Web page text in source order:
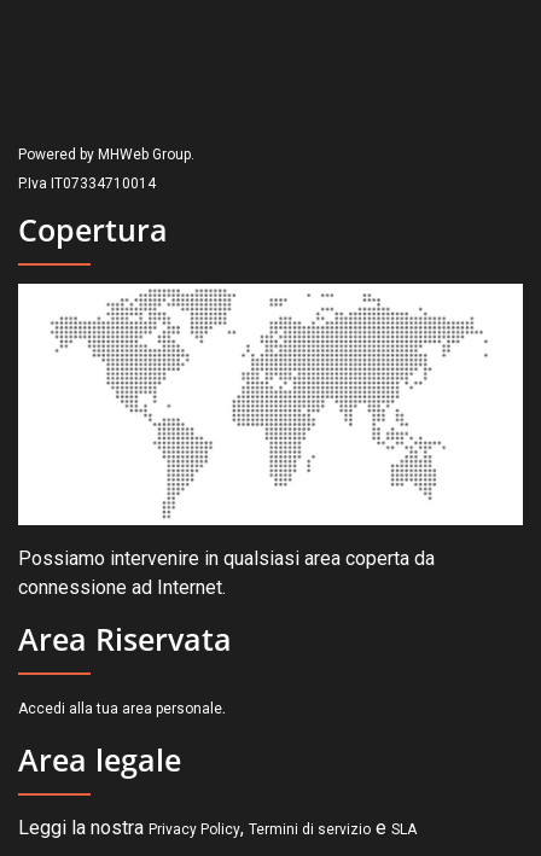
Powered by MHWeb Group.
P.Iva IT07334710014
Copertura
Possiamo intervenire in qualsiasi area coperta da
connessione ad Internet.
Area Riservata
Accedi alla tua area personale.
Area legale
Leggi la nostra Privacy Policy, Termini di servizio e SLA